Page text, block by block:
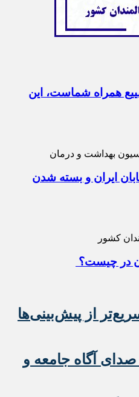
همراه شماست، این
بهداشت و درمان
ایران و بسته شدن
کشور
در چیست؟
از پیش‌بینی‌ها
صدای آگاه جامعه و